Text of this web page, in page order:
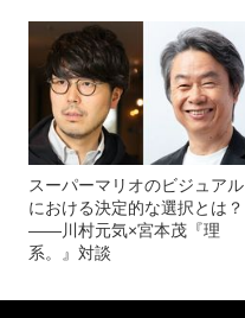
スーパーマリオのビジュアル
における決定的な選択とは？
――川村元気×宮本茂『理
系。』対談